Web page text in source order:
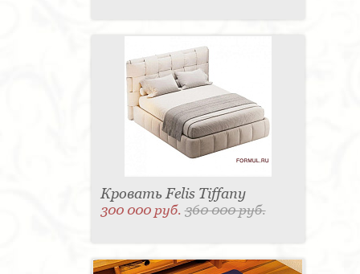
Кровать Felis Tiffany
300 000 руб.360 000 руб.